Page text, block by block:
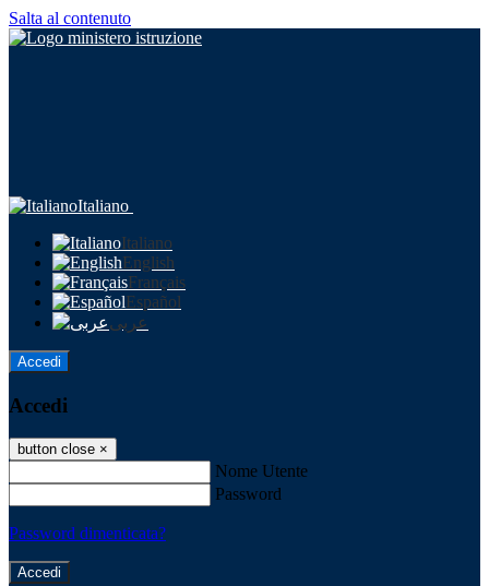
Salta al contenuto
Italiano
Italiano
English
Français
Español
عربى
Accedi
Accedi
button close ×
Nome Utente
Password
Password dimenticata?